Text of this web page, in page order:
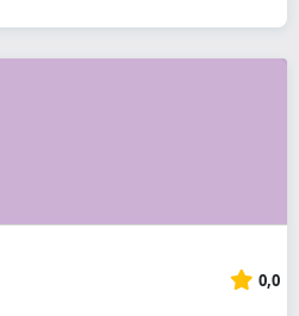
0,0